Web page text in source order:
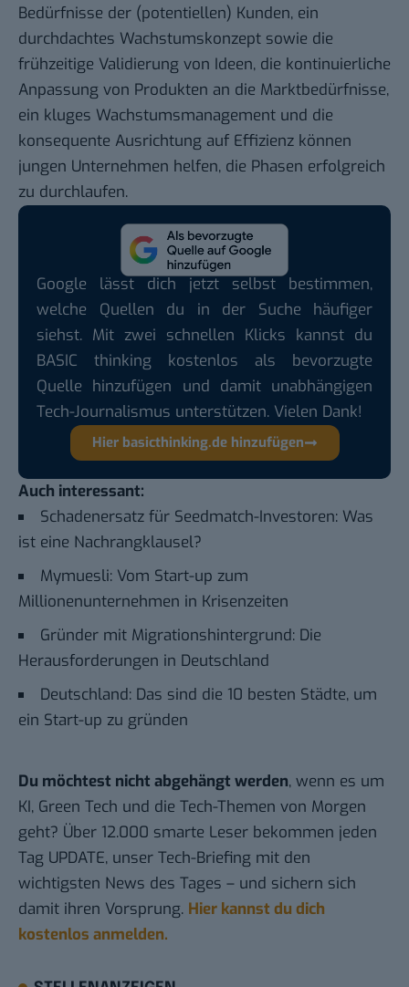
Bedürfnisse der (potentiellen) Kunden, ein
durchdachtes Wachstumskonzept sowie die
frühzeitige Validierung von Ideen, die kontinuierliche
Anpassung von Produkten an die Marktbedürfnisse,
ein kluges Wachstumsmanagement und die
konsequente Ausrichtung auf Effizienz können
jungen Unternehmen helfen, die Phasen erfolgreich
zu durchlaufen.
Google lässt dich jetzt selbst bestimmen,
welche Quellen du in der Suche häufiger
siehst. Mit zwei schnellen Klicks kannst du
BASIC thinking kostenlos als bevorzugte
Quelle hinzufügen und damit unabhängigen
Tech-Journalismus unterstützen. Vielen Dank!
Hier basicthinking.de hinzufügen
Auch interessant:
Schadenersatz für Seedmatch-Investoren: Was
ist eine Nachrangklausel?
Mymuesli: Vom Start-up zum
Millionenunternehmen in Krisenzeiten
Gründer mit Migrationshintergrund: Die
Herausforderungen in Deutschland
Deutschland: Das sind die 10 besten Städte, um
ein Start-up zu gründen
Du möchtest nicht abgehängt werden, wenn es um
KI, Green Tech und die Tech-Themen von Morgen
geht? Über 12.000 smarte Leser bekommen jeden
Tag UPDATE, unser Tech-Briefing mit den
wichtigsten News des Tages – und sichern sich
damit ihren Vorsprung. Hier kannst du dich
kostenlos anmelden.